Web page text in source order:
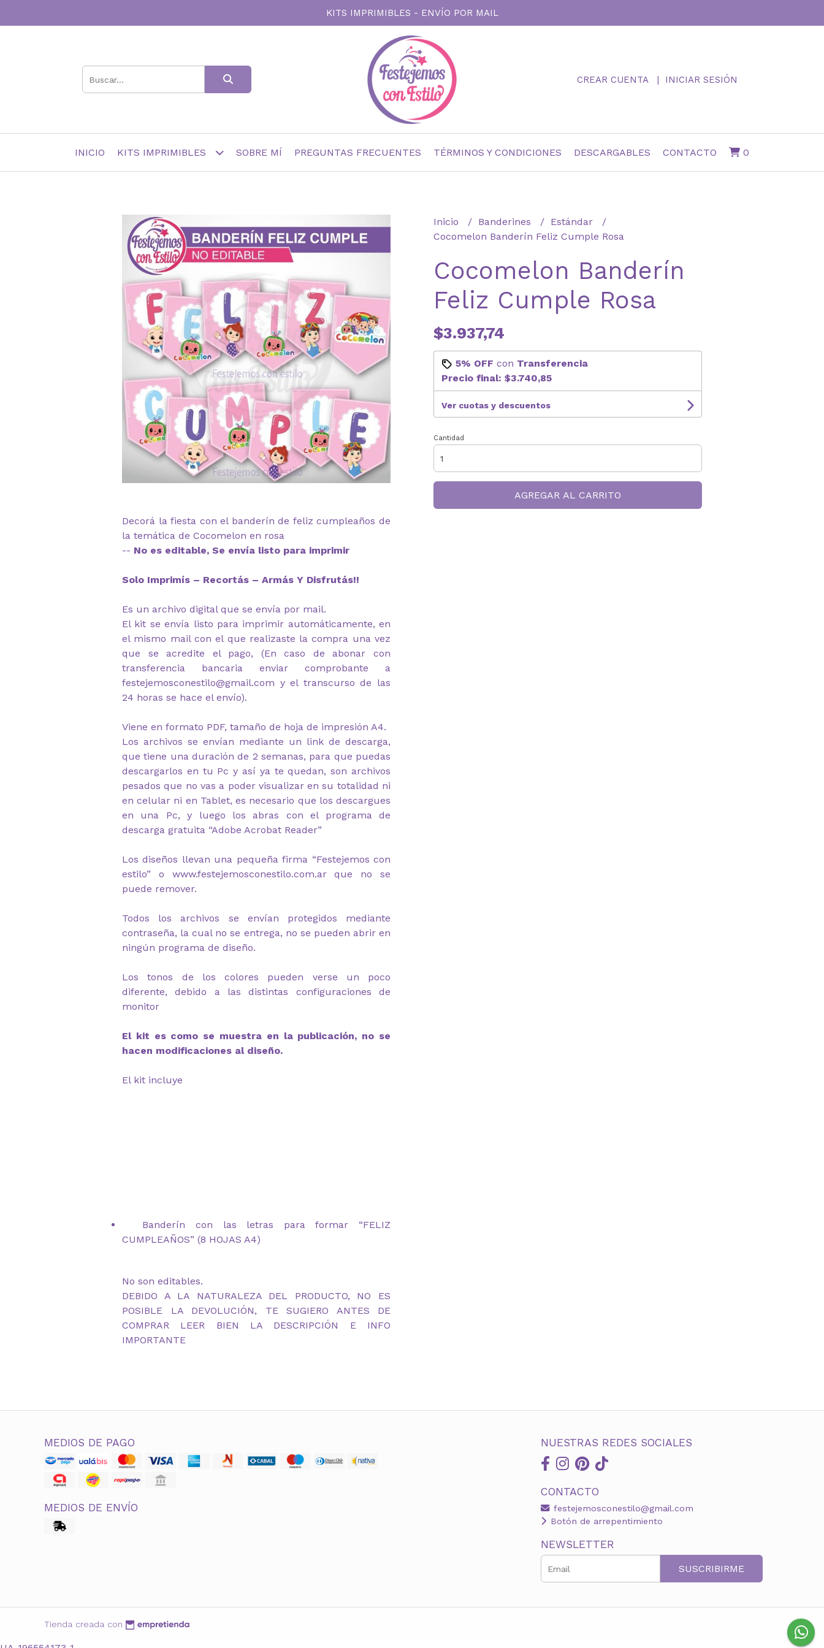
KITS IMPRIMIBLES - ENVÍO POR MAIL
CREAR CUENTA INICIAR SESIÓN
INICIO KITS IMPRIMIBLES SOBRE MÍ PREGUNTAS FRECUENTES TÉRMINOS Y CONDICIONES DESCARGABLES CONTACTO 0
Decorá la fiesta con el banderín de feliz cumpleaños de
la temática de Cocomelon en rosa
-- No es editable, Se envía listo para imprimir
Solo Imprimís – Recortás – Armás Y Disfrutás!!
Es un archivo digital que se envía por mail.
El kit se envía listo para imprimir automáticamente, en
el mismo mail con el que realizaste la compra una vez
que se acredite el pago, (En caso de abonar con
transferencia bancaria enviar comprobante a
festejemosconestilo@gmail.com y el transcurso de las
24 horas se hace el envío).
Viene en formato PDF, tamaño de hoja de impresión A4.
Los archivos se envían mediante un link de descarga,
que tiene una duración de 2 semanas, para que puedas
descargarlos en tu Pc y así ya te quedan, son archivos
pesados que no vas a poder visualizar en su totalidad ni
en celular ni en Tablet, es necesario que los descargues
en una Pc, y luego los abras con el programa de
descarga gratuita “Adobe Acrobat Reader”
Los diseños llevan una pequeña firma “Festejemos con
estilo” o www.festejemosconestilo.com.ar que no se
puede remover.
Todos los archivos se envían protegidos mediante
contraseña, la cual no se entrega, no se pueden abrir en
ningún programa de diseño.
Los tonos de los colores pueden verse un poco
diferente, debido a las distintas configuraciones de
monitor
El kit es como se muestra en la publicación, no se
hacen modificaciones al diseño.
El kit incluye
Banderín con las letras para formar “FELIZ
CUMPLEAÑOS” (8 HOJAS A4)
No son editables.
DEBIDO A LA NATURALEZA DEL PRODUCTO, NO ES
POSIBLE LA DEVOLUCIÓN, TE SUGIERO ANTES DE
COMPRAR LEER BIEN LA DESCRIPCIÓN E INFO
IMPORTANTE
Inicio Banderines
Estándar
Cocomelon Banderín Feliz Cumple Rosa
Cocomelon Banderín
Feliz Cumple Rosa
$3.937,74
5% OFF con Transferencia
Precio final: $3.740,85
Ver cuotas y descuentos
Cantidad
AGREGAR AL CARRITO
MEDIOS DE PAGO
MEDIOS DE ENVÍO
NUESTRAS REDES SOCIALES
CONTACTO
festejemosconestilo@gmail.com
Botón de arrepentimiento
NEWSLETTER
SUSCRIBIRME
Tienda creada con